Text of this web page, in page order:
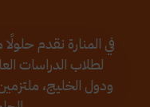
في المنارة نقدم
لطلاب الدراسات
ودول الخليج،